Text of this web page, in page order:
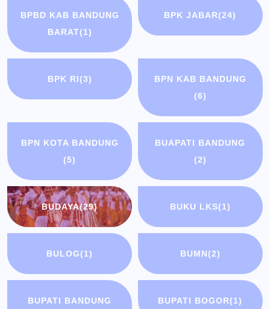
BPBD KAB BANDUNG
BARAT(1)
BPK JABAR(24)
BPK RI(3)
BPN KAB BANDUNG
(6)
BPN KOTA BANDUNG
(5)
BUAPATI BANDUNG
(2)
BUDAYA(29) BUKU LKS(1)
BULOG(1) BUMN(2)
BUPATI BANDUNG
BUPATI BOGOR(1)